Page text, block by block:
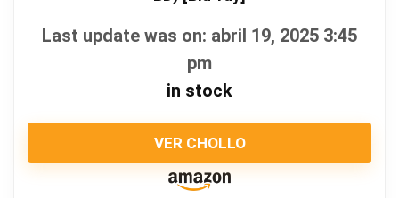
Last update was on: abril 19, 2025 3:45
pm
in stock
VER CHOLLO